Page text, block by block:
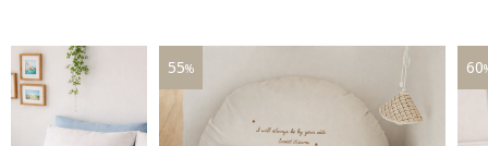
55% 60